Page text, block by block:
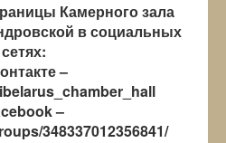
Камерного зала
в социальных
сетях:
–
–
348337012356841/